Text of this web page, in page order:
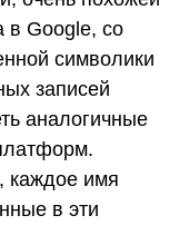
в Google, со
символики
записей
аналогичные
каждое имя
в эти